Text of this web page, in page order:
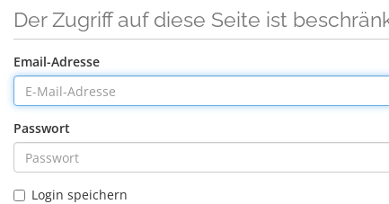
Der Zugriff auf diese Seite ist
Email-Adresse
Passwort
Login speichern